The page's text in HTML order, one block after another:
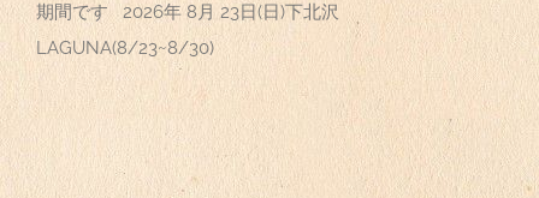
期間です 2026年 8月 23日(日)下北沢
LAGUNA(8/23~8/30)